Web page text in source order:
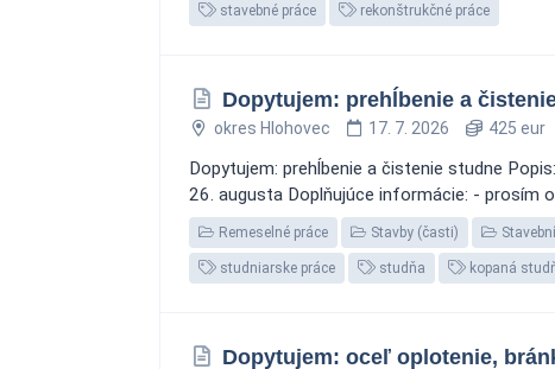
stavebné práce rekonštrukčné práce
Dopytujem: prehĺbenie a
okres Hlohovec 17. 7. 2026 425 eur
Dopytujem: prehĺbenie a čistenie studne
26. augusta Doplňujúce informácie: - prosím
Remeselné práce Stavby (časti)
studniarske práce studňa kopaná
Dopytujem: oceľ oplotenie,